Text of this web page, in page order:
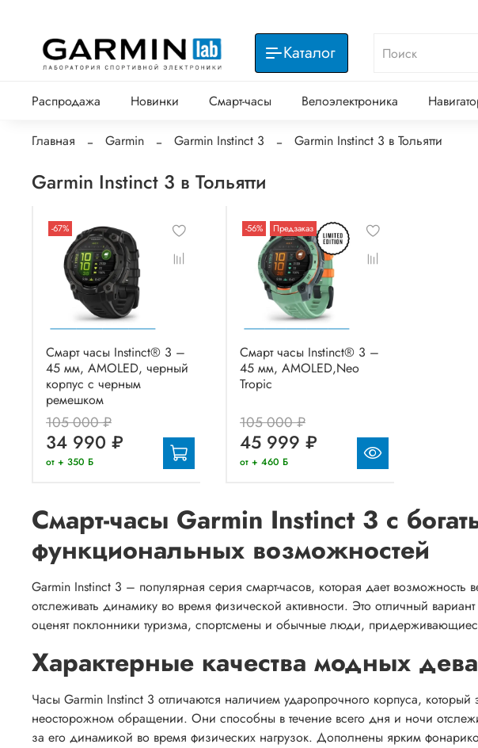
Каталог
Распродажа Новинки Смарт-часы Велоэлектроника
Главная Garmin Garmin Instinct 3 Garmin Instinct 3 в Тольятти
Garmin Instinct 3 в Тольятти
-67%
Смарт часы Instinct® 3 –
45 мм, AMOLED, черный
корпус с черным
ремешком
105 000 ₽
34 990 ₽
от + 350 Б
-56% Предзаказ
Смарт часы Instinct® 3 –
45 мм, AMOLED,Neo
Tropic
105 000 ₽
45 999 ₽
от + 460 Б
Смарт-часы Garmin Instinct 3 с
функциональных возможностей
Garmin Instinct 3 – популярная серия смарт-часов, которая дает возможность
отслеживать динамику во время физической активности. Это отличный
оценят поклонники туризма, спортсмены и обычные люди,
Характерные качества модных
Часы Garmin Instinct 3 отличаются наличием ударопрочного корпуса,
неосторожном обращении. Они способны в течение всего дня и ночи
за его динамикой во время физических нагрузок. Дополнены ярким